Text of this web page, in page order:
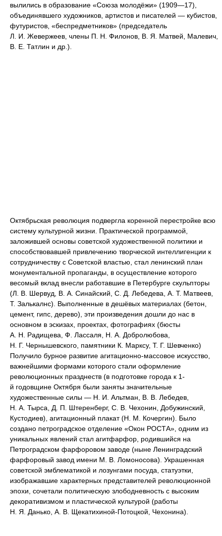
вылились в образование «Союза молодёжи» (1909—17),
объединявшего художников, артистов и писателей — кубистов,
футуристов, «беспредметников» (председатель
Л. И. Жевержеев, члены П. Н. Филонов, В. Я. Матвей, Малевич,
В. Е. Татлин и др.).
Октябрьская революция подвергла коренной перестройке всю
систему культурной жизни. Практической программой,
заложившей основы советской художественной политики и
способствовавшей привлечению творческой интеллигенции к
сотрудничеству с Советской властью, стал ленинский план
монументальной пропаганды, в осуществление которого
весомый вклад внесли работавшие в Петербурге скульпторы
(Л. В. Шервуд, В. А. Синайский, С. Д. Лебедева, А. Т. Матвеев,
Т. Залькалнс). Выполненные в дешёвых материалах (бетон,
цемент, гипс, дерево), эти произведения дошли до нас в
основном в эскизах, проектах, фотографиях (бюсты
A. Н. Радищева, Ф. Лассаля, Н. А. Добролюбова,
Н. Г. Чернышевского, памятники К. Марксу, Т. Г. Шевченко)
Получило бурное развитие агитационно-массовое искусство,
важнейшими формами которого стали оформление
революционных празднеств (в подготовке города к 1-
й годовщине Октября были заняты значительные
художественные силы — Н. И. Альтман, В. В. Лебедев,
Н. А. Тырса, Д. П. Штеренберг, С. В. Чехонин, Добужинский,
Кустодиев), агитационный плакат (Н. М. Кочергин). Было
создано петроградское отделение «Окон РОСТА», одним из
уникальных явлений стал агитфарфор, родившийся на
Петроградском фарфоровом заводе (ныне Ленинградский
фарфоровый завод имени М. В. Ломоносова). Украшенная
советской эмблематикой и лозунгами посуда, статуэтки,
изображавшие характерных представителей революционной
эпохи, сочетали политическую злободневность с высоким
декоративизмом и пластической культурой (работы
Н. Я. Данько, А. В. Щекатихиной-Потоцкой, Чехонина).